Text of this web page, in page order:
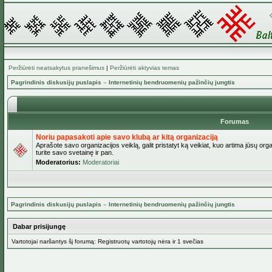
Peržiūrėti neatsakytus pranešimus | Peržiūrėti aktyvias temas
Pagrindinis diskusijų puslapis » Internetinių bendruomenių pažinčių jungtis
Forumas
Noriu papasakoti apie savo klubą ar kitą organizaciją
Aprašote savo organizacijos veiklą, galit pristatyt ką veikiat, kuo artima jūsų
turite savo svetainę ir pan.
Moderatorius: Moderatoriai
Pagrindinis diskusijų puslapis » Internetinių bendruomenių pažinčių jungtis
Dabar prisijungę
Vartotojai naršantys šį forumą: Registruotų vartotojų nėra ir 1 svečias